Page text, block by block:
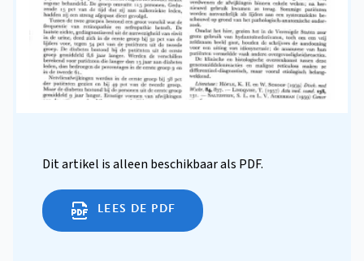
Dit artikel is alleen beschikbaar als PDF.
LEES DE PDF